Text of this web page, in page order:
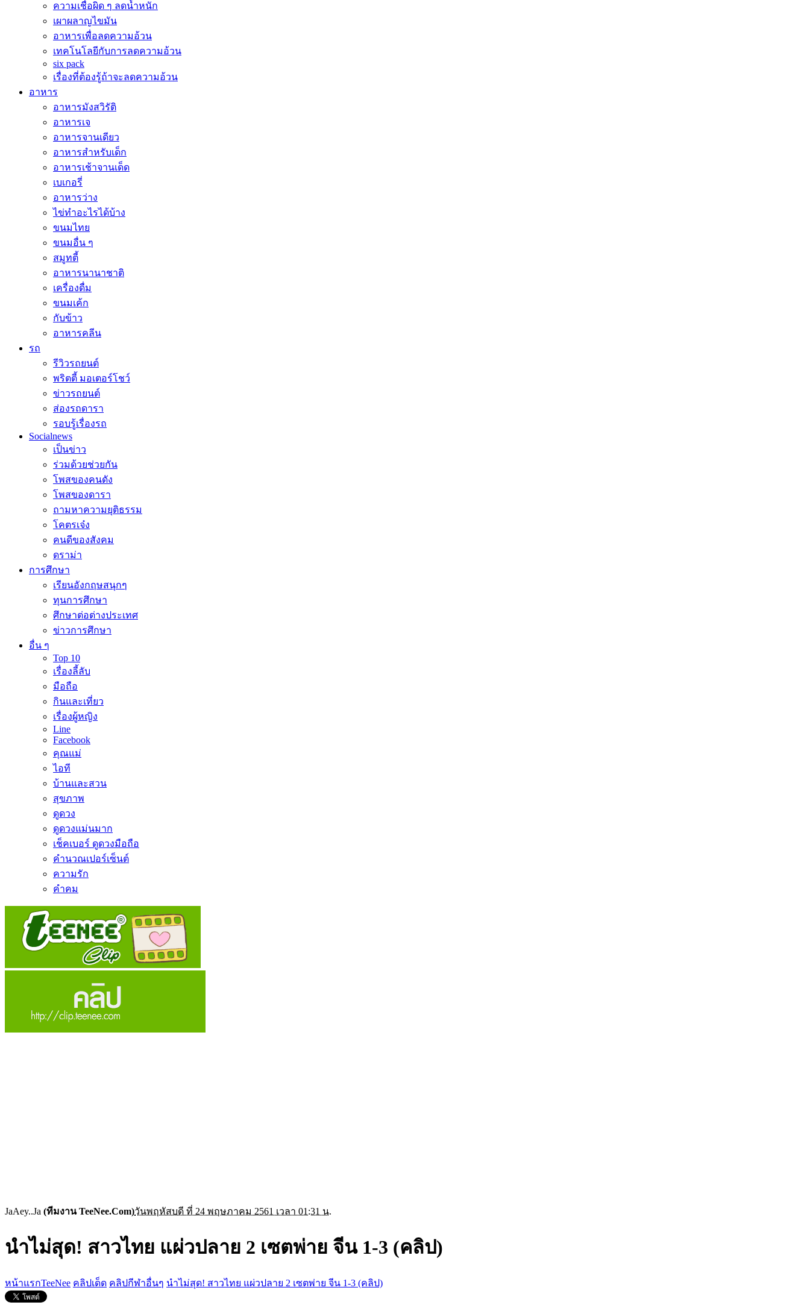
ความเชื่อผิด ๆ ลดน้ำหนัก
เผาผลาญไขมัน
อาหารเพื่อลดความอ้วน
เทคโนโลยีกับการลดความอ้วน
six pack
เรื่องที่ต้องรู้ถ้าจะลดความอ้วน
อาหาร
อาหารมังสวิรัติ
อาหารเจ
อาหารจานเดียว
อาหารสำหรับเด็ก
อาหารเช้าจานเด็ด
เบเกอรี่
อาหารว่าง
ไข่ทำอะไรได้บ้าง
ขนมไทย
ขนมอื่น ๆ
สมูทตี้
อาหารนานาชาติ
เครื่องดื่ม
ขนมเค้ก
กับข้าว
อาหารคลีน
รถ
รีวิวรถยนต์
พริตตี้ มอเตอร์โชว์
ข่าวรถยนต์
ส่องรถดารา
รอบรู้เรื่องรถ
Socialnews
เป็นข่าว
ร่วมด้วยช่วยกัน
โพสของคนดัง
โพสของดารา
ถามหาความยุติธรรม
โคตรเจ๋ง
คนดีของสังคม
ดราม่า
การศึกษา
เรียนอังกฤษสนุกๆ
ทุนการศึกษา
ศึกษาต่อต่างประเทศ
ข่าวการศึกษา
อื่น ๆ
Top 10
เรื่องลี้ลับ
มือถือ
กินและเที่ยว
เรื่องผู้หญิง
Line
Facebook
คุณแม่
ไอที
บ้านและสวน
สุขภาพ
ดูดวง
ดูดวงแม่นมาก
เช็คเบอร์ ดูดวงมือถือ
คำนวณเปอร์เซ็นต์
ความรัก
คำคม
JaAey..Ja (ทีมงาน TeeNee.Com)วันพฤหัสบดี ที่ 24 พฤษภาคม 2561 เวลา 01:31 น.
นำไม่สุด! สาวไทย แผ่วปลาย 2 เซตพ่าย จีน 1-3 (คลิป)
หน้าแรกTeeNee คลิปเด็ด คลิปกีฬาอื่นๆ นำไม่สุด! สาวไทย แผ่วปลาย 2 เซตพ่าย จีน 1-3 (คลิป)